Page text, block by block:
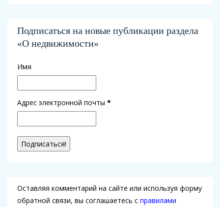
Подписаться на новые публикации раздела
«О недвижимости»
Имя
Адрес электронной почты *
Оставляя комментарий на сайте или используя форму
обратной связи, вы соглашаетесь с правилами